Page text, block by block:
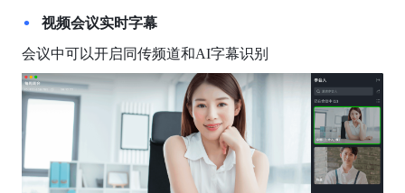
视频会议实时字幕
会议中可以开启同传频道和AI字幕识别